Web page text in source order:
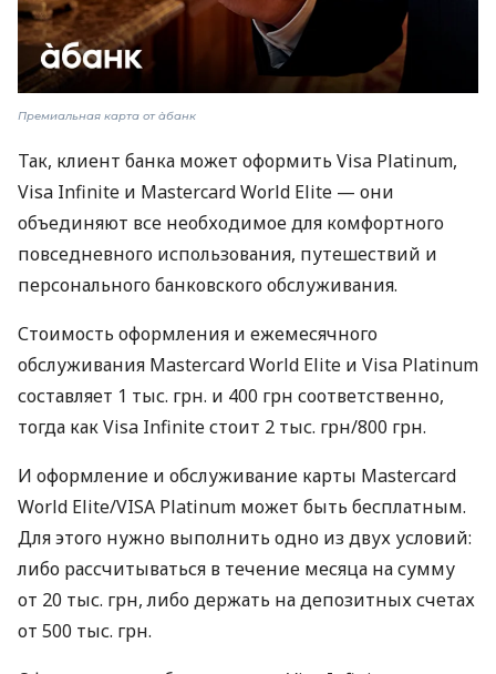
Премиальная карта от àбанк
Так, клиент банка может оформить Visa Platinum,
Visa Infinite и Mastercard World Elite — они
объединяют все необходимое для комфортного
повседневного использования, путешествий и
персонального банковского обслуживания.
Стоимость оформления и ежемесячного
обслуживания Mastercard World Elite и Visa Platinum
составляет 1 тыс. грн. и 400 грн соответственно,
тогда как Visa Infinite стоит 2 тыс. грн/800 грн.
И оформление и обслуживание карты Mastercard
World Elite/VISA Platinum может быть бесплатным.
Для этого нужно выполнить одно из двух условий:
либо рассчитываться в течение месяца на сумму
от 20 тыс. грн, либо держать на депозитных счетах
от 500 тыс. грн.